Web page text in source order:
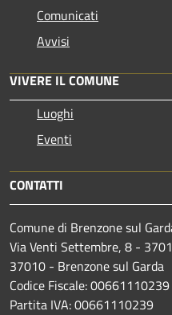
Comunicati
Avvisi
VIVERE IL COMUNE
Luoghi
Eventi
CONTATTI
Comune di Brenzone sul
Via Venti Settembre, 8 -
37010 - Brenzone sul Garda
Codice Fiscale: 00661110239
Partita IVA: 00661110239